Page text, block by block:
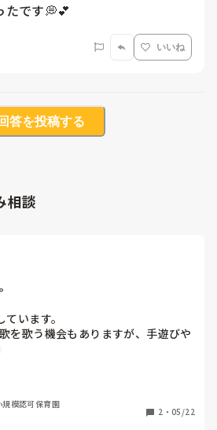
たです💭💕
いいね
回答を投稿する
相談
います。
を歌う機会もありますが、手遊びや
言って苦手です。
をひけない感じがします。
う時に心がけていることはあります
えてください。
模認可保育園
2 ・ 05/22